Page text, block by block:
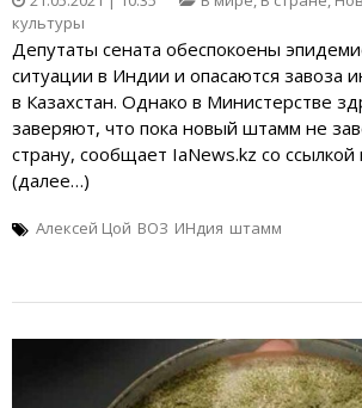
культуры
Депутаты сената обеспокоены
ситуации в Индии и опасаются завоза
в Казахстан. Однако в Министерстве
заверяют, что пока новый штамм не
страну, сообщает IaNews.kz со ссылкой
(далее…)
Алексей Цой ВОЗ ИНдия штамм